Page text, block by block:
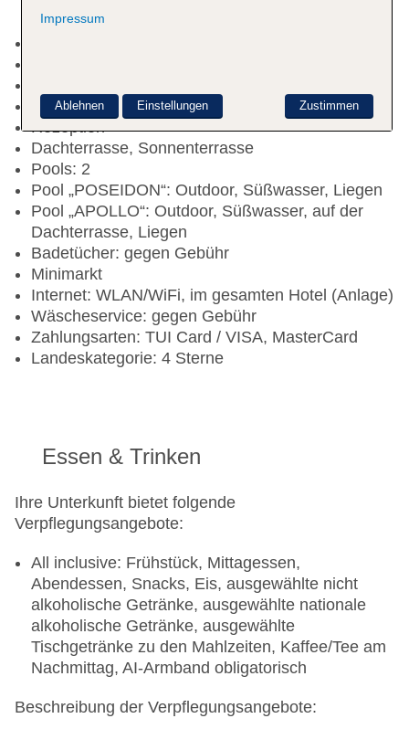
Check-out Zeit bis 12:00 Uhr
Rezeption
Dachterrasse, Sonnenterrasse
Pools: 2
Pool „POSEIDON“: Outdoor, Süßwasser, Liegen
Pool „APOLLO“: Outdoor, Süßwasser, auf der
Dachterrasse, Liegen
Badetücher: gegen Gebühr
Minimarkt
Internet: WLAN/WiFi, im gesamten Hotel (Anlage)
Wäscheservice: gegen Gebühr
Zahlungsarten: TUI Card / VISA, MasterCard
Landeskategorie: 4 Sterne
Essen & Trinken
Ihre Unterkunft bietet folgende
Verpflegungsangebote:
All inclusive: Frühstück, Mittagessen,
Abendessen, Snacks, Eis, ausgewählte nicht
alkoholische Getränke, ausgewählte nationale
alkoholische Getränke, ausgewählte
Tischgetränke zu den Mahlzeiten, Kaffee/Tee am
Nachmittag, AI-Armband obligatorisch
Beschreibung der Verpflegungsangebote:
Impressum
Zustimmen
Ablehnen Einstellungen